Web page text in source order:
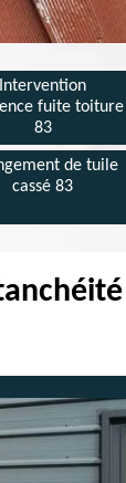
Intervention
fuite toiture
83
de tuile
cassé 83